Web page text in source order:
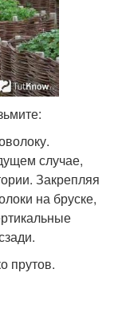
случае,
Закрепляя
на бруске,
прутов.